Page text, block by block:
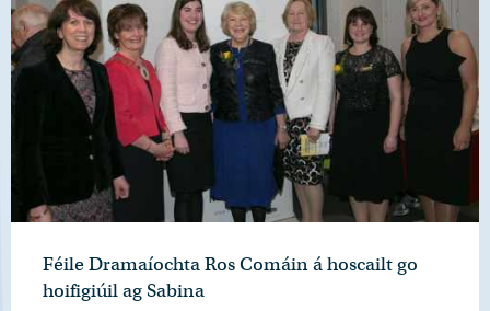
Féile Dramaíochta Ros Comáin á hoscailt go
hoifigiúil ag Sabina